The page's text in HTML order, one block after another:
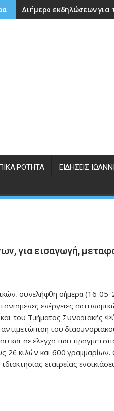
Διήμερο εκδηλώσεων για
ΕΙΔΉΣΕΙΣ
για εισαγωγή,
συνελήφθη σήμερα (16-
ενέργειες
του Τμήματος Συνοριακής
του
και σε έλεγχο που
26 κιλών και 600
εταιρείας